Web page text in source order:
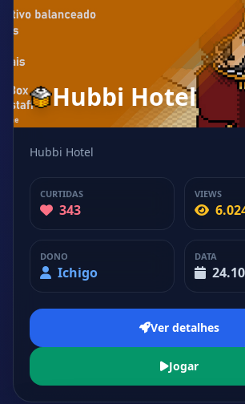
Hubbi Hotel
Hubbi Hotel
CURTIDAS
343
VIEWS
DONO
Ichigo
DATA
Ver detalhes
Jogar